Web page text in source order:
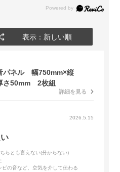
表示：新しい順
パネル 幅750mm×縦
50mm 2枚組
詳細を見る
2026.5.15
らとも言えない(分からない)
ビの音など、空気を介して伝わる